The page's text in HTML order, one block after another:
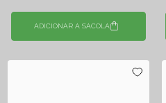
ADICIONAR A SACOLA